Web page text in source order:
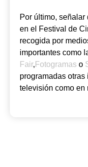
Por último,
en el Festival de
recogida por
importantes como
Fair, Fotogramas o
programadas
televisión como en